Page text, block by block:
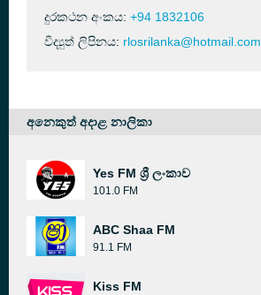
දුරකථන අංකය: +94 1832106
විද්‍යුත් ලිපිනය: rlosrilanka@hotmail.com
අනෙකුත් අදාළ නාලිකා
Yes FM ශ්‍රී ලංකාව
101.0 FM
ABC Shaa FM
91.1 FM
Kiss FM